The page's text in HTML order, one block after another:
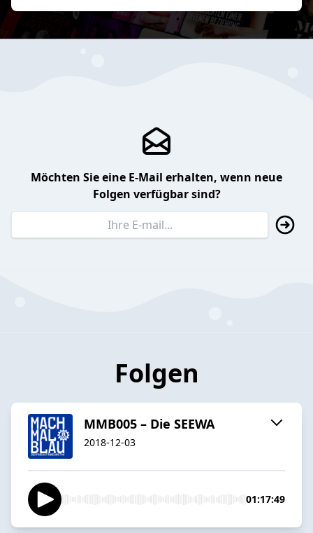
Möchten Sie eine E-Mail erhalten, wenn neue
Folgen verfügbar sind?
Folgen
MMB005 – Die SEEWA
2018-12-03
01:17:49